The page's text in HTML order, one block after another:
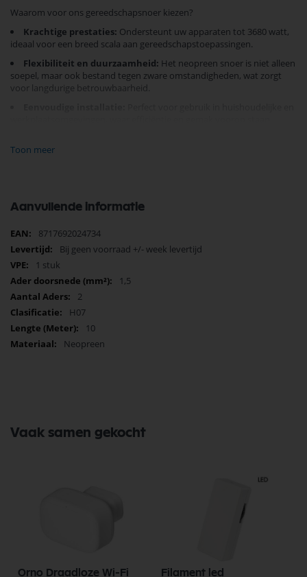
Waarom voor ons gereedschapsnoer kiezen?
Krachtige prestaties: Ondersteunt uw apparaten tot 3680 watt,
ideaal voor een breed scala aan gereedschapstoepassingen.
Flexibiliteit en duurzaamheid: Het neopreen snoer is niet alleen
soepel, maar ook bestand tegen zware omstandigheden, wat zorgt
voor langdurige betrouwbaarheid.
Verlies geen tijd met minderwaardige kabels. Kies voor het
Toon meer
Aanvullende informatie
Meer
informatie
8717692024734
Bij geen voorraad +/- week levertijd
1 stuk
1,5
2
H07
10
Neopreen
Vaak samen gekocht
Orno Draadloze Wi-Fi Filament led